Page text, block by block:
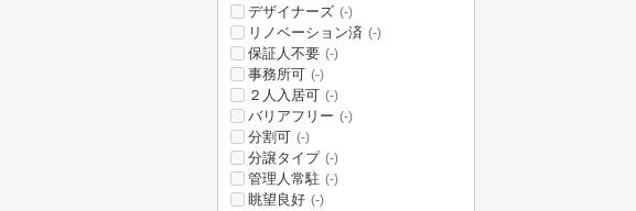
デザイナーズ (-)
リノベーション済 (-)
保証人不要 (-)
事務所可 (-)
２人入居可 (-)
バリアフリー (-)
分割可 (-)
分譲タイプ (-)
管理人常駐 (-)
眺望良好 (-)